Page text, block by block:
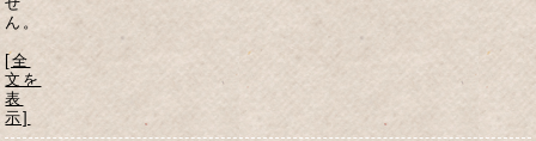
ん。
[全
文を
表
示]